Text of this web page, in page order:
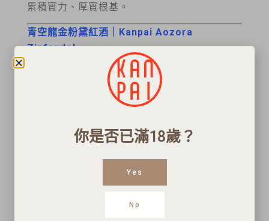
累積實力、厚實根基。
青空龍金粉黛紅酒｜Kanpai Aozora
Zinfandel
代表突破既有格局，
在晴朗高空中，向上躍升、迎向新高度。
葡萄園：Armor Plate
葡萄品種：金粉黛葡萄
你是否已滿18歲？
Yes
No